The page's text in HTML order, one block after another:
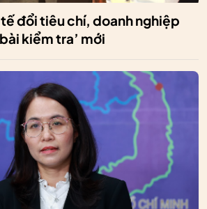
đổi tiêu chí, doanh nghiệp
kiểm tra’ mới